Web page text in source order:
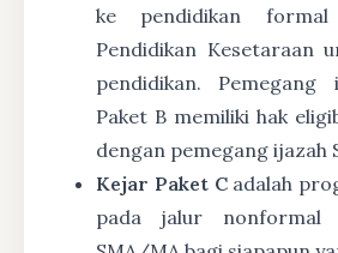
ke pendidikan
Pendidikan Kesetaraan
pendidikan. Pemegang
Paket B memiliki hak
dengan pemegang ijazah
Kejar Paket Cadalah
pada jalur nonformal